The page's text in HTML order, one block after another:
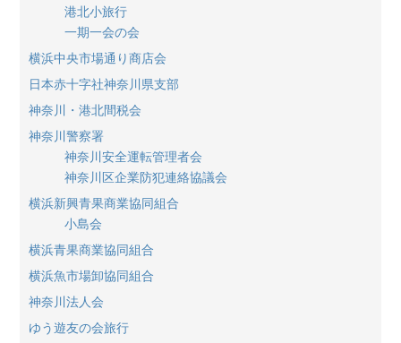
港北小旅行
一期一会の会
横浜中央市場通り商店会
日本赤十字社神奈川県支部
神奈川・港北間税会
神奈川警察署
神奈川安全運転管理者会
神奈川区企業防犯連絡協議会
横浜新興青果商業協同組合
小島会
横浜青果商業協同組合
横浜魚市場卸協同組合
神奈川法人会
ゆう遊友の会旅行